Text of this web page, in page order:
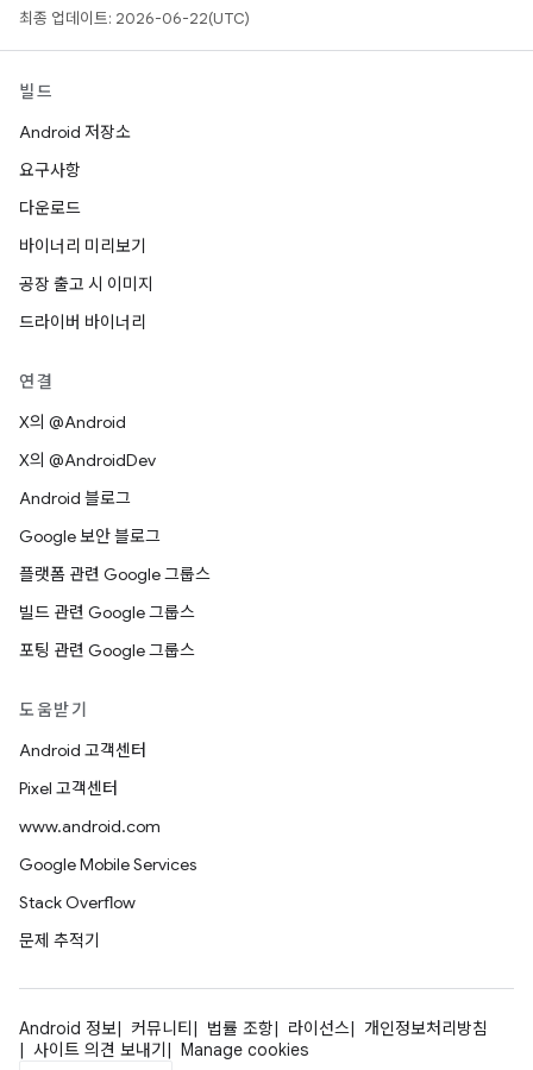
최종 업데이트: 2026-06-22(UTC)
빌드
Android 저장소
요구사항
다운로드
바이너리 미리보기
공장 출고 시 이미지
드라이버 바이너리
연결
X의 @Android
X의 @AndroidDev
Android 블로그
Google 보안 블로그
플랫폼 관련 Google 그룹스
빌드 관련 Google 그룹스
포팅 관련 Google 그룹스
도움받기
Android 고객센터
Pixel 고객센터
www.android.com
Google Mobile Services
Stack Overflow
문제 추적기
Android 정보 커뮤니티 법률 조항 라이선스
개인정보처리방침
사이트 의견 보내기
Manage cookies